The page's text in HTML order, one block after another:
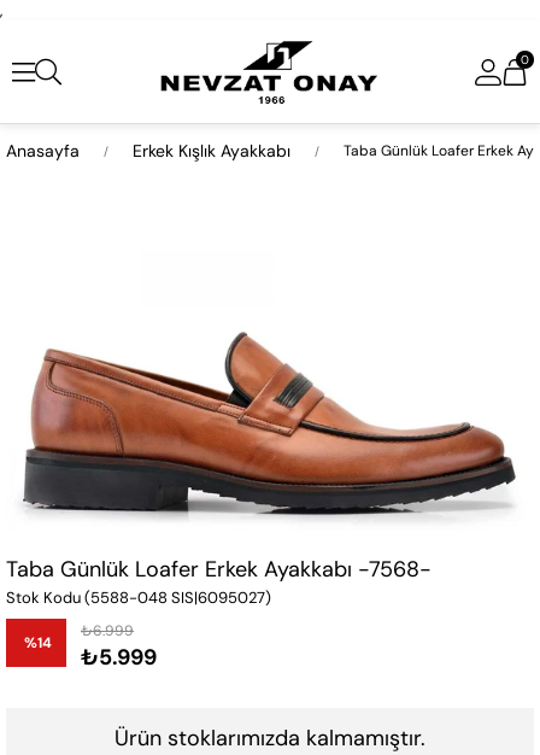
,
0
Anasayfa Erkek Kışlık Ayakkabı Taba Günlük Loafer Erkek
Taba Günlük Loafer Erkek Ayakkabı -7568-
Stok Kodu(5588-048 SIS|6095027)
%14
İndirim
₺6.999
₺5.999
Ürün stoklarımızda kalmamıştır.